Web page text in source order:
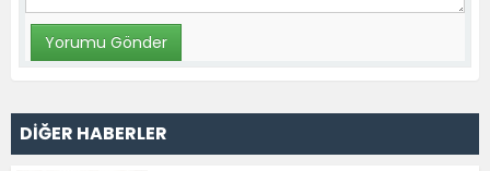
DİĞER HABERLER